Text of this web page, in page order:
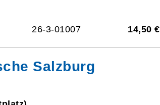
26-3-01007 14,50 €
Salzburg